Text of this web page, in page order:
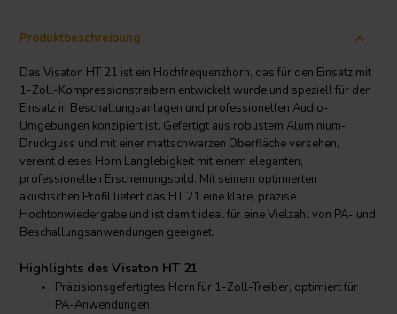
Produktbeschreibung
Das Visaton HT 21 ist ein Hochfrequenzhorn, das für den Einsatz mit
1-Zoll-Kompressionstreibern entwickelt wurde und speziell für den
Einsatz in Beschallungsanlagen und professionellen Audio-
Umgebungen konzipiert ist. Gefertigt aus robustem Aluminium-
Druckguss und mit einer mattschwarzen Oberfläche versehen,
vereint dieses Horn Langlebigkeit mit einem eleganten,
professionellen Erscheinungsbild. Mit seinem optimierten
akustischen Profil liefert das HT 21 eine klare, präzise
Hochtonwiedergabe und ist damit ideal für eine Vielzahl von PA- und
Beschallungsanwendungen geeignet.
Highlights des Visaton HT 21
Präzisionsgefertigtes Horn für 1-Zoll-Treiber, optimiert für
PA-Anwendungen